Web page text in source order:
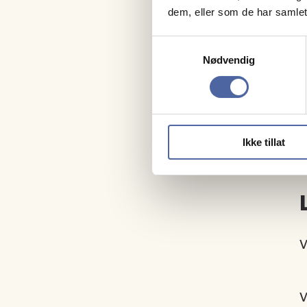
dem, eller som de har
Nødvendig
Ikke tillat